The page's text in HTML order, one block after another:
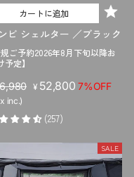
カートに追加
ビ シェルター ／ブラック
規ご予約2026年8月下旬以降お
予定】
セ
ル
価
格
¥ 52,8007%OFF
inc.)
(257)
SALE